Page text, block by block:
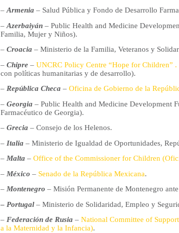
–Armenia – Salud Pública y Fondo de Desarrollo
– Azerbaiyán – Public Health and Medicine
Familia, Mujer y Niños).
– Croacia – Ministerio de la Familia, Veteranos y
– Chipre – UNCRC Policy Centre “Hope for Children” .
con políticas humanitarias y de desarrollo).
– República Checa – Oficina de Gobierno de la
– Georgia – Public Health and Medicine Development
Farmacéutico de Georgia).
– Grecia – Consejo de los Helenos.
– Italia – Ministerio de Igualdad de Oportunidades,
– Malta – Office of the Commissioner for Children
– México – Senado de la República Mexicana.
– Montenegro – Misión Permanente de Montenegro
– Portugal – Ministerio de Solidaridad, Empleo y
– Federación de Rusia – National Committee of
a la Maternidad y la Infancia).